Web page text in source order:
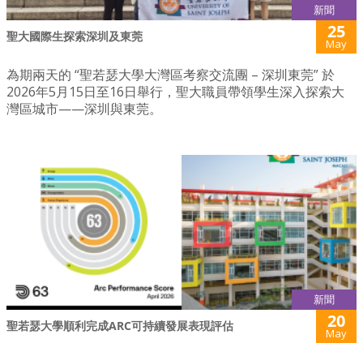
新聞
聖大國際生探索深圳及東莞 25
May
為期兩天的 “聖若瑟大學大灣區考察交流團 – 深圳東莞” 於
2026年5月15日至16日舉行，聖大職員帶領學生深入探索大
灣區城市——深圳與東莞。
新聞
聖若瑟大學順利完成ARC可持續發展表現評估 20
May